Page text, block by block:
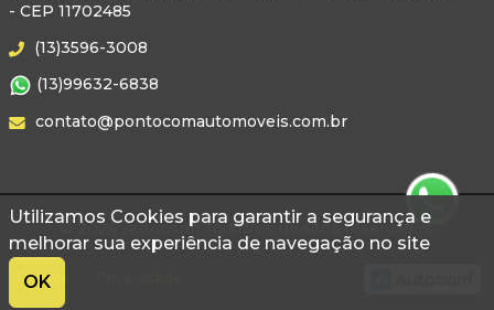
Utilizamos Cookies para garantir a segurança e
melhorar sua experiência de navegação no site
OK
- CEP 11702485
(13)3596-3008
(13)99632-6838
contato@pontocomautomoveis.com.br
© 2026 Autoconf. Todos os direitos reservados.
Termos